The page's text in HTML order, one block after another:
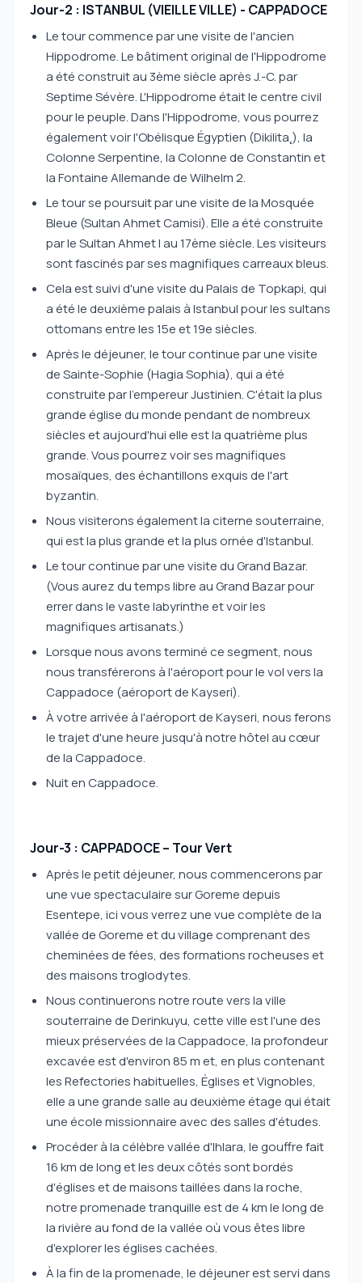
Jour-2 : ISTANBUL (VIEILLE VILLE) - CAPPADOCE
Le tour commence par une visite de l'ancien
Hippodrome. Le bâtiment original de l'Hippodrome
a été construit au 3ème siècle après J.-C. par
Septime Sévère. L'Hippodrome était le centre civil
pour le peuple. Dans l'Hippodrome, vous pourrez
également voir l'Obélisque Égyptien (Dikilita˛), la
Colonne Serpentine, la Colonne de Constantin et
la Fontaine Allemande de Wilhelm 2.
Le tour se poursuit par une visite de la Mosquée
Bleue (Sultan Ahmet Camisi). Elle a été construite
par le Sultan Ahmet I au 17ème siècle. Les visiteurs
sont fascinés par ses magnifiques carreaux bleus.
Cela est suivi d'une visite du Palais de Topkapi, qui
a été le deuxième palais à Istanbul pour les sultans
ottomans entre les 15e et 19e siècles.
Après le déjeuner, le tour continue par une visite
de Sainte-Sophie (Hagia Sophia), qui a été
construite par l'empereur Justinien. C'était la plus
grande église du monde pendant de nombreux
siècles et aujourd'hui elle est la quatrième plus
grande. Vous pourrez voir ses magnifiques
mosaïques, des échantillons exquis de l'art
byzantin.
Nous visiterons également la citerne souterraine,
qui est la plus grande et la plus ornée d'Istanbul.
Le tour continue par une visite du Grand Bazar.
(Vous aurez du temps libre au Grand Bazar pour
errer dans le vaste labyrinthe et voir les
magnifiques artisanats.)
Lorsque nous avons terminé ce segment, nous
nous transférerons à l'aéroport pour le vol vers la
Cappadoce (aéroport de Kayseri).
À votre arrivée à l'aéroport de Kayseri, nous ferons
le trajet d'une heure jusqu'à notre hôtel au cœur
de la Cappadoce.
Nuit en Cappadoce.
Jour-3 : CAPPADOCE – Tour Vert
Après le petit déjeuner, nous commencerons par
une vue spectaculaire sur Goreme depuis
Esentepe, ici vous verrez une vue complète de la
vallée de Goreme et du village comprenant des
cheminées de fées, des formations rocheuses et
des maisons troglodytes.
Nous continuerons notre route vers la ville
souterraine de Derinkuyu, cette ville est l'une des
mieux préservées de la Cappadoce, la profondeur
excavée est d'environ 85 m et, en plus contenant
les Refectories habituelles, Églises et Vignobles,
elle a une grande salle au deuxième étage qui était
une école missionnaire avec des salles d'études.
Procéder à la célèbre vallée d'Ihlara, le gouffre fait
16 km de long et les deux côtés sont bordés
d'églises et de maisons taillées dans la roche,
notre promenade tranquille est de 4 km le long de
la rivière au fond de la vallée où vous êtes libre
d'explorer les églises cachées.
À la fin de la promenade, le déjeuner est servi dans